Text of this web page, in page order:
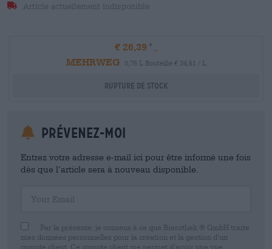
Article actuellement indisponible
€ 26,39
MEHRWEG
0,75 L Bouteille € 34,61 / L
Rupture de stock
Prévenez-moi
Entrez votre adresse e-mail ici pour être informé une fois
dès que l’article sera à nouveau disponible.
Par la présente, je consens à ce que Bierothek ® GmbH traite
mes données personnelles pour la création et la gestion d’un
compte client. Ce compte client me permet d’avoir une vue